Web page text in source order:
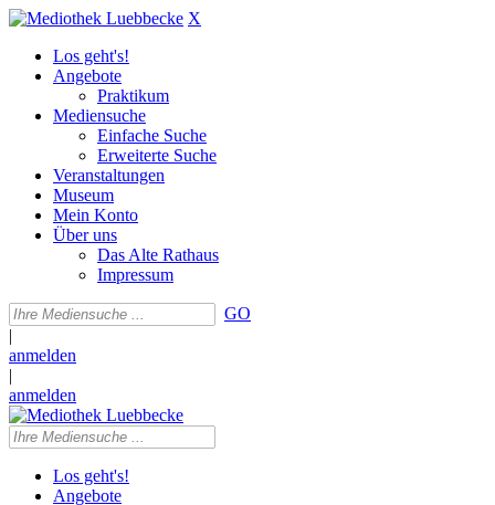
X
Los geht's!
Angebote
Praktikum
Mediensuche
Einfache Suche
Erweiterte Suche
Veranstaltungen
Museum
Mein Konto
Über uns
Das Alte Rathaus
Impressum
GO
|
anmelden
|
anmelden
Los geht's!
Angebote